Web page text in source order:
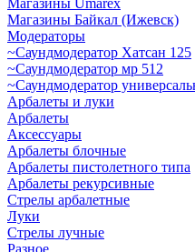
Магазины Umarex
Магазины Байкал (Ижевск)
Модераторы
~Cаундмодератор Хатсан 125
~Саундмодератор мр 512
~Саундмодератор
Арбалеты и луки
Арбалеты
Аксессуары
Арбалеты блочные
Арбалеты пистолетного типа
Арбалеты рекурсивные
Стрелы арбалетные
Луки
Стрелы лучные
Разное